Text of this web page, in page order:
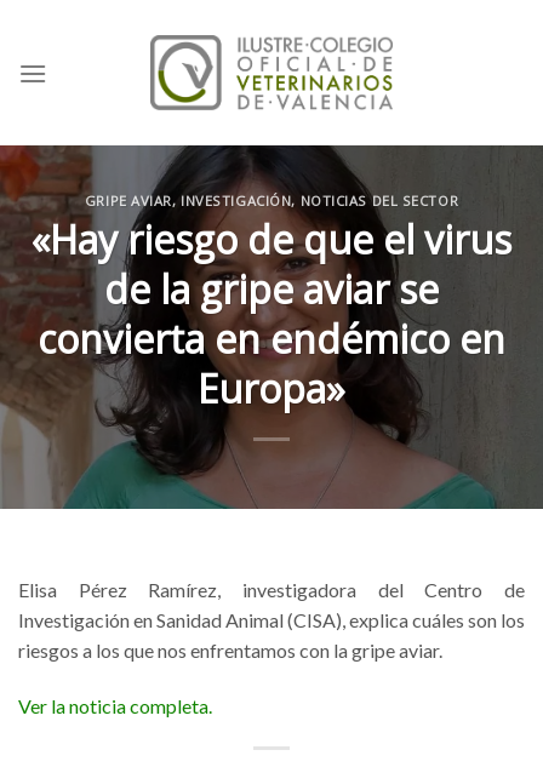
content
GRIPE AVIAR, INVESTIGACIÓN, NOTICIAS DEL SECTOR
«Hay riesgo de que el virus
de la gripe aviar se
convierta en endémico en
Europa»
Elisa Pérez Ramírez, investigadora del Centro de
Investigación en Sanidad Animal (CISA), explica cuáles son los
riesgos a los que nos enfrentamos con la gripe aviar.
Ver la noticia completa.